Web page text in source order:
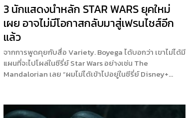
3 นักแสดงนำหลัก STAR WARS ยุคใหม่
เผย อาจไม่มีโอกาสกลับมาสู่เฟรนไชส์อีก
แล้ว
จากการพูดคุยกับสื่อ Variety. Boyega ได้บอกว่า เขาไม่ได้มี
แผนที่จะไปโผล่ในซีรี่ย์ Star Wars อย่างเช่น The
Mandalorian เลย “ผมไม่ได้เข้าไปอยู่ในซีรี่ย์ Disney+…